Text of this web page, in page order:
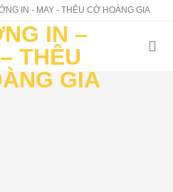
IN - MAY - THÊU CỜ HOÀNG GIA